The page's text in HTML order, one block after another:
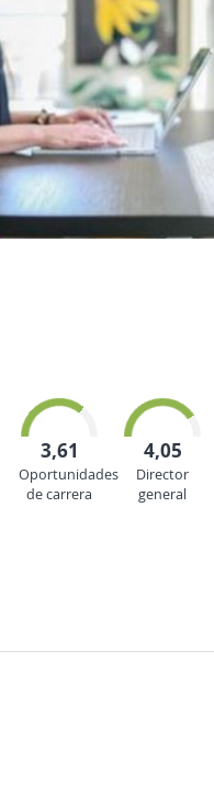
3,61
Oportunidades
de carrera
4,05
Director
general